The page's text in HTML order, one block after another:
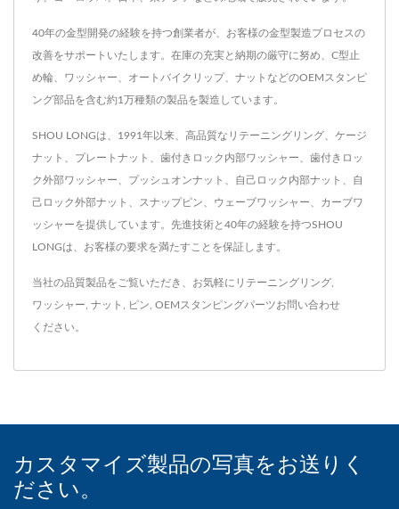
40年の金型開発の経験を持つ創業者が、お客様の金型製造プロセスの
改善をサポートいたします。在庫の充実と納期の厳守に努め、C型止
め輪、ワッシャー、オートバイクリップ、ナットなどのOEMスタンピ
ング部品を含む約1万種類の製品を製造しています。
SHOU LONGは、1991年以来、高品質なリテーニングリング、ケージ
ナット、プレートナット、歯付きロック内部ワッシャー、歯付きロッ
ク外部ワッシャー、プッシュオンナット、自己ロック内部ナット、自
己ロック外部ナット、スナップピン、ウェーブワッシャー、カーブワ
ッシャーを提供しています。先進技術と40年の経験を持つSHOU
LONGは、お客様の要求を満たすことを保証します。
当社の品質製品をご覧いただき、お気軽に リテーニングリング
ワッシャー ナット ピン OEMスタンピングパーツお問い合わせ
ください。
カスタマイズ製品の写真をお送りく
ださい。